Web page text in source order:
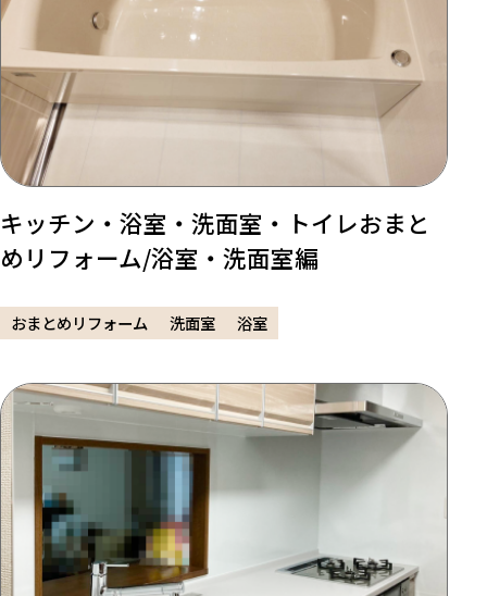
キッチン・浴室・洗面室・トイレおまと
めリフォーム/浴室・洗面室編
おまとめリフォーム 洗面室 浴室